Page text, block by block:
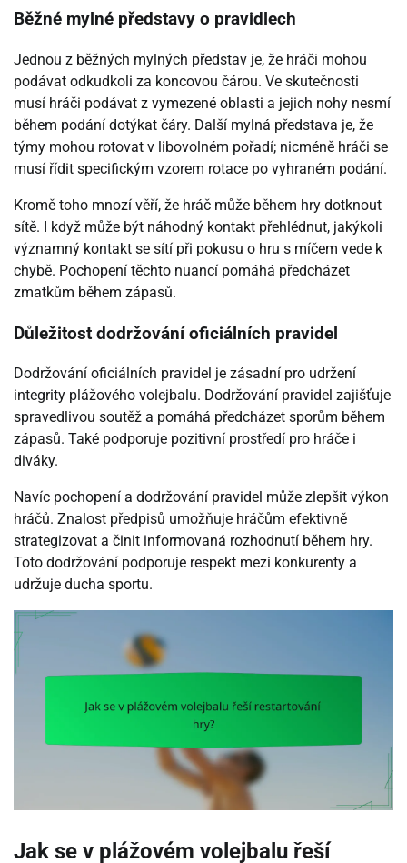
Běžné mylné představy o pravidlech
Jednou z běžných mylných představ je, že hráči mohou
podávat odkudkoli za koncovou čárou. Ve skutečnosti
musí hráči podávat z vymezené oblasti a jejich nohy nesmí
během podání dotýkat čáry. Další mylná představa je, že
týmy mohou rotovat v libovolném pořadí; nicméně hráči se
musí řídit specifickým vzorem rotace po vyhraném podání.
Kromě toho mnozí věří, že hráč může během hry dotknout
sítě. I když může být náhodný kontakt přehlédnut, jakýkoli
významný kontakt se sítí při pokusu o hru s míčem vede k
chybě. Pochopení těchto nuancí pomáhá předcházet
zmatkům během zápasů.
Důležitost dodržování oficiálních pravidel
Dodržování oficiálních pravidel je zásadní pro udržení
integrity plážového volejbalu. Dodržování pravidel zajišťuje
spravedlivou soutěž a pomáhá předcházet sporům během
zápasů. Také podporuje pozitivní prostředí pro hráče i
diváky.
Navíc pochopení a dodržování pravidel může zlepšit výkon
hráčů. Znalost předpisů umožňuje hráčům efektivně
strategizovat a činit informovaná rozhodnutí během hry.
Toto dodržování podporuje respekt mezi konkurenty a
udržuje ducha sportu.
Jak se v plážovém volejbalu řeší